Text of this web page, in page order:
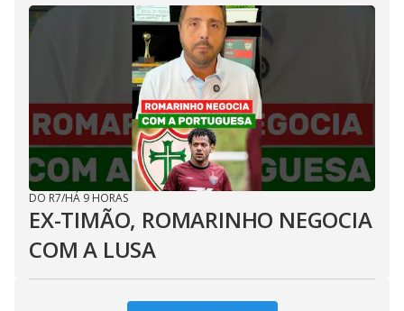
DO R7/HÁ 9 HORAS
EX-TIMÃO, ROMARINHO NEGOCIA
COM A LUSA